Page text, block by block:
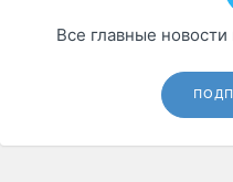
Все главные